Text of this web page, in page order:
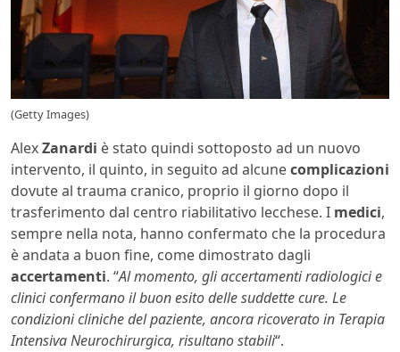
(Getty Images)
AlexZanardi è stato quindi sottoposto ad un nuovo
intervento, il quinto, in seguito ad alcunecomplicazioni
dovute al trauma cranico, proprio il giorno dopo il
trasferimento dal centro riabilitativo lecchese. I medici,
sempre nella nota, hanno confermato che la procedura
è andata a buon fine, come dimostrato dagli
accertamenti. “Al momento, gli accertamenti radiologici e
clinici confermano il buon esito delle suddette cure. Le
condizioni cliniche del paziente, ancora ricoverato in Terapia
Intensiva Neurochirurgica, risultano stabili“.